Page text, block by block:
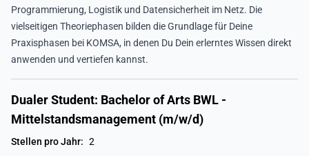
Programmierung, Logistik und Datensicherheit im Netz. Die
vielseitigen Theoriephasen bilden die Grundlage für Deine
Praxisphasen bei KOMSA, in denen Du Dein erlerntes Wissen direkt
anwenden und vertiefen kannst.
Dualer Student: Bachelor of Arts BWL -
Mittelstandsmanagement (m/w/d)
Stellen pro Jahr: 2